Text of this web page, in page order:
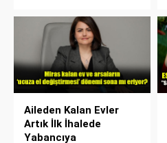
Aileden Kalan Evler
Artık İlk İhalede
Yabancıya